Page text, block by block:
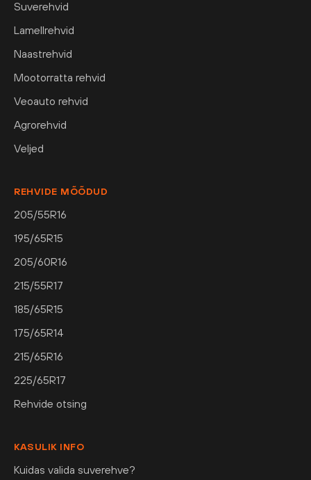
Suverehvid
Lamellrehvid
Naastrehvid
Mootorratta rehvid
Veoauto rehvid
Agrorehvid
Veljed
REHVIDE MÕÕDUD
205/55R16
195/65R15
205/60R16
215/55R17
185/65R15
175/65R14
215/65R16
225/65R17
Rehvide otsing
KASULIK INFO
Kuidas valida suverehve?